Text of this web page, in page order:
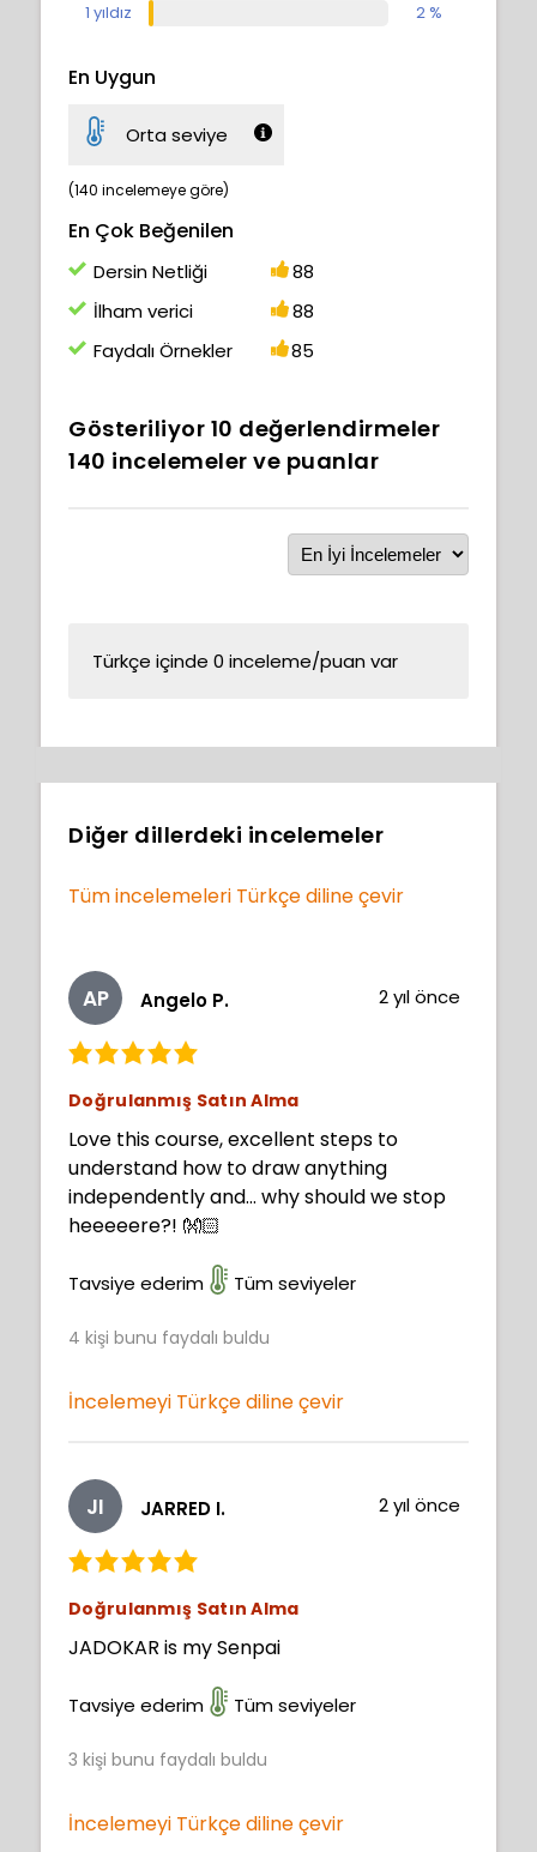
1 yıldız
2 %
En Uygun
Orta seviye
(140 incelemeye göre)
En Çok Beğenilen
Dersin Netliği
88
İlham verici
88
Faydalı Örnekler
85
Gösteriliyor 10 değerlendirmeler
140 incelemeler ve puanlar
Türkçe içinde 0 inceleme/puan var
Diğer dillerdeki incelemeler
Tüm incelemeleri Türkçe diline çevir
AP Angelo P. 2 yıl önce
Doğrulanmış Satın Alma
Love this course, excellent steps to
understand how to draw anything
independently and… why should we stop
heeeeere?! 👐🏻
Tavsiye ederim Tüm seviyeler
4 kişi bunu faydalı buldu
İncelemeyi Türkçe diline çevir
JI JARRED I. 2 yıl önce
Doğrulanmış Satın Alma
JADOKAR is my Senpai
Tavsiye ederim Tüm seviyeler
3 kişi bunu faydalı buldu
İncelemeyi Türkçe diline çevir